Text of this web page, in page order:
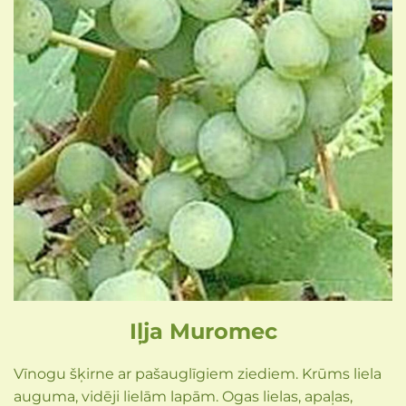
Iļja Muromec
Vīnogu šķirne ar pašauglīgiem ziediem. Krūms liela
auguma, vidēji lielām lapām. Ogas lielas, apaļas,